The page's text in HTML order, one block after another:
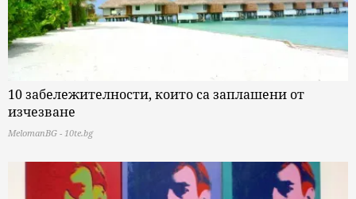
10 забележителности, които са заплашени от
изчезване
MelomanBG - 10te.bg